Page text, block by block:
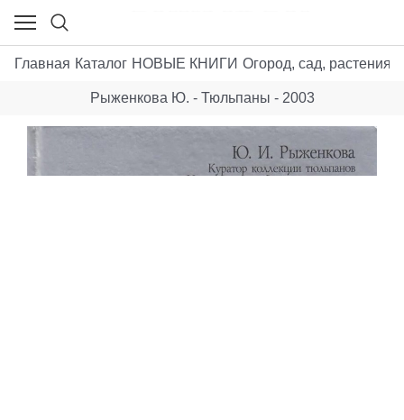
Главная Каталог НОВЫЕ КНИГИ Огород, сад, растения
Рыженкова Ю. - Тюльпаны - 2003